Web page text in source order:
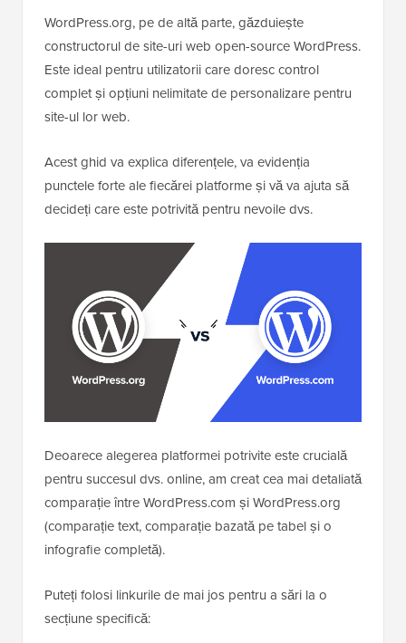
WordPress.org, pe de altă parte, găzduiește
constructorul de site-uri web open-source WordPress.
Este ideal pentru utilizatorii care doresc control
complet și opțiuni nelimitate de personalizare pentru
site-ul lor web.
Acest ghid va explica diferențele, va evidenția
punctele forte ale fiecărei platforme și vă va ajuta să
decideți care este potrivită pentru nevoile dvs.
Deoarece alegerea platformei potrivite este crucială
pentru succesul dvs. online, am creat cea mai detaliată
comparație între WordPress.com și WordPress.org
(comparație text, comparație bazată pe tabel și o
infografie completă).
Puteți folosi linkurile de mai jos pentru a sări la o
secțiune specifică: